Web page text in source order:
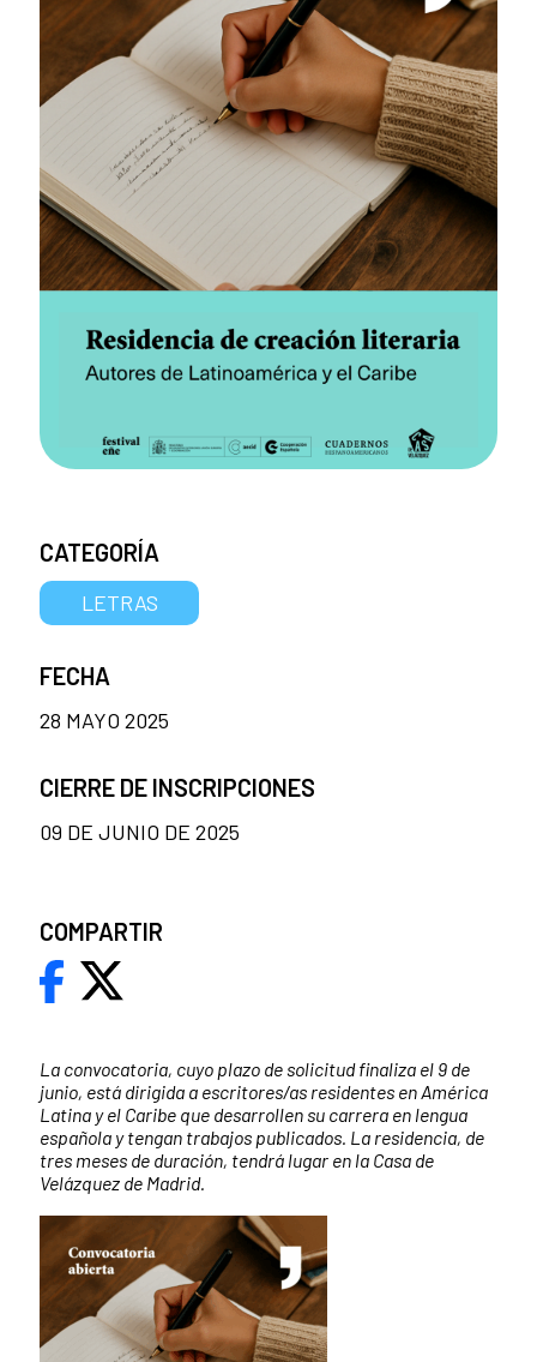
La convocatoria, cuyo plazo de solicitud finaliza el 9 de
junio, está dirigida a escritores/as residentes en América
Latina y el Caribe que desarrollen su carrera en lengua
española y tengan trabajos publicados. La residencia, de
tres meses de duración, tendrá lugar en la Casa de
Velázquez de Madrid.
CATEGORÍA
LETRAS
FECHA
28 MAYO 2025
CIERRE DE INSCRIPCIONES
09 DE JUNIO DE 2025
COMPARTIR